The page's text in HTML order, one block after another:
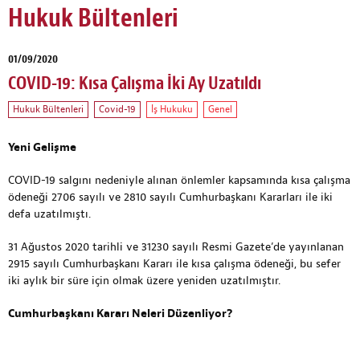
Hukuk Bültenleri
01/09/2020
COVID-19: Kısa Çalışma İki Ay Uzatıldı
Hukuk Bültenleri Covid-19 İş Hukuku Genel
Yeni Gelişme
COVID-19 salgını nedeniyle alınan önlemler kapsamında kısa çalışma
ödeneği 2706 sayılı ve 2810 sayılı Cumhurbaşkanı Kararları ile iki
defa uzatılmıştı.
31 Ağustos 2020 tarihli ve 31230 sayılı Resmi Gazete’de yayınlanan
2915 sayılı Cumhurbaşkanı Kararı ile kısa çalışma ödeneği, bu sefer
iki aylık bir süre için olmak üzere yeniden uzatılmıştır.
Cumhurbaşkanı Kararı Neleri Düzenliyor?